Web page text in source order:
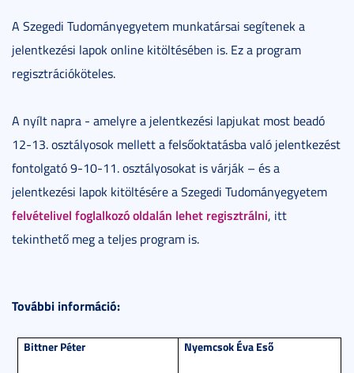
A Szegedi Tudományegyetem munkatársai segítenek a
jelentkezési lapok online kitöltésében is. Ez a program
regisztrációköteles.
A nyílt napra - amelyre a jelentkezési lapjukat most beadó
12-13. osztályosok mellett a felsőoktatásba való jelentkezést
fontolgató 9-10-11. osztályosokat is várják – és a
jelentkezési lapok kitöltésére a Szegedi Tudományegyetem
felvételivel foglalkozó oldalán lehet regisztrálni, itt
tekinthető meg a teljes program is.
További információ:
Bittner Péter Nyemcsok Éva Eső